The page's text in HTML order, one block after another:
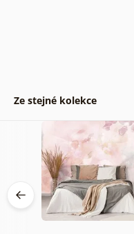
Ze stejné kolekce